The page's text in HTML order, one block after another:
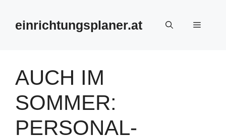
springeneinrichtungsplaner.at Menü
AUCH IM
SOMMER:
PERSONAL-